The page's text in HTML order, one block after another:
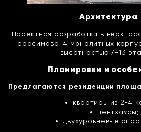
Архитектура
Проектная разработка в
Герасимова. 4 монолитных
высотностью 7-13
Планировки и
Предлагаются резиденции
квартиры из 2-4
пентхаусы;
двухуровневые